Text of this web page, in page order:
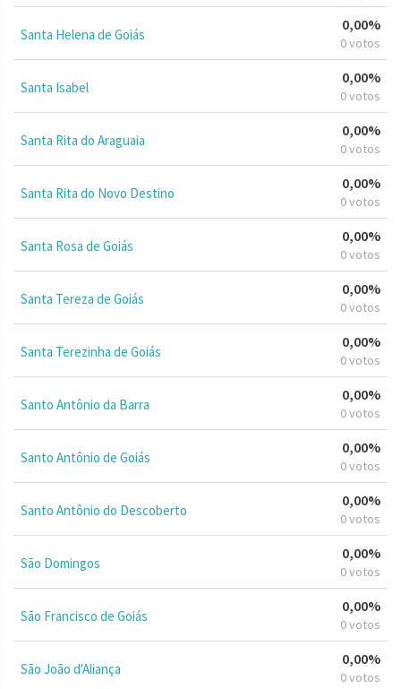
Santa Helena de Goiás
0,00%
0 votos
Santa Isabel
0,00%
0 votos
Santa Rita do Araguaia
0,00%
0 votos
Santa Rita do Novo Destino
0,00%
0 votos
Santa Rosa de Goiás
0,00%
0 votos
Santa Tereza de Goiás
0,00%
0 votos
Santa Terezinha de Goiás
0,00%
0 votos
Santo Antônio da Barra
0,00%
0 votos
Santo Antônio de Goiás
0,00%
0 votos
Santo Antônio do Descoberto
0,00%
0 votos
São Domingos
0,00%
0 votos
São Francisco de Goiás
0,00%
0 votos
São João d'Aliança
0,00%
0 votos